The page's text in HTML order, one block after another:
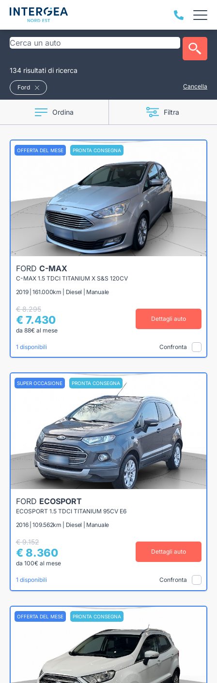
134 risultati di ricerca
Ford Cancella
Ordina Filtra
OFFERTA DEL MESE PRONTA CONSEGNA
FORD C-MAX
C-MAX 1.5 TDCI TITANIUM X S&S 120CV
2019 | 161.000km | Diesel | Manuale
€ 8.295
€ 7.430
da 88€ al mese
Dettagli auto
1 disponibili Confronta
SUPER OCCASIONE PRONTA CONSEGNA
FORD ECOSPORT
ECOSPORT 1.5 TDCI TITANIUM 95CV E6
2016 | 109.562km | Diesel | Manuale
€ 9.152
€ 8.360
da 100€ al mese
Dettagli auto
1 disponibili Confronta
OFFERTA DEL MESE PRONTA CONSEGNA